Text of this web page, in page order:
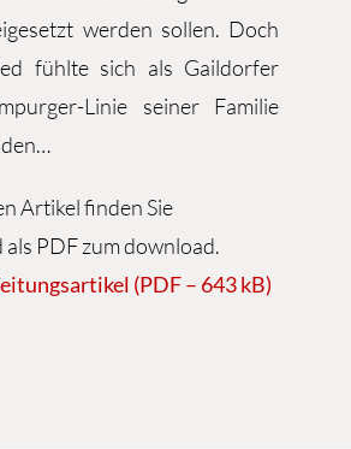
werden sollen. Doch
fühlte sich als Gaildorfer
Linie seiner Familie
Artikel finden Sie
PDF zum download.
(PDF – 643 kB)